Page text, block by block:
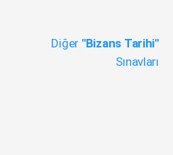
Diğer "Bizans Tarihi"
Sınavları